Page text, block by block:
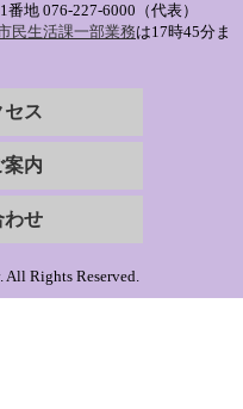
番地 076-227-6000（代表）
民生活課一部業務は17時45分ま
セス
案内
わせ
Rights Reserved.